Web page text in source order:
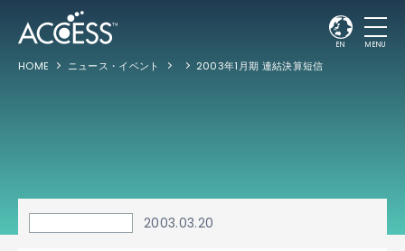
EN MENU
HOME ニュース・イベント 2003年1月期 連結決算短信
2003.03.20